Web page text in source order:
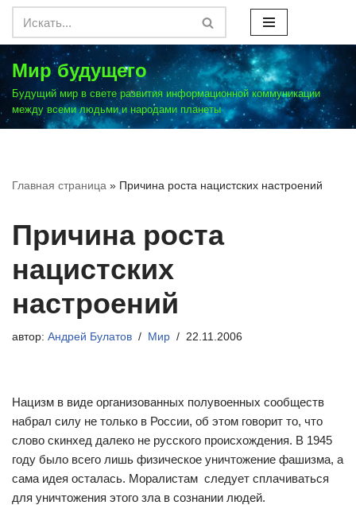
Перейти
к
содержимому
Мир будущего
Будущий мир в свете развития информационной коммуникации
между всеми людьми и народами планеты
Главная страница » Причина роста нацистских настроений
Причина роста
нацистских
настроений
автор: Андрей Булатов Мир 22.11.2006
Нацизм в виде организованных полувоенных сообществ
набрал силу не только в России, об этом говорит то, что
слово скинхед далеко не русского происхождения. В 1945
году было всего лишь физическое уничтожение фашизма, а
сама идея осталась. Моралистам следует сплачиваться
для уничтожения этого зла в сознании людей.